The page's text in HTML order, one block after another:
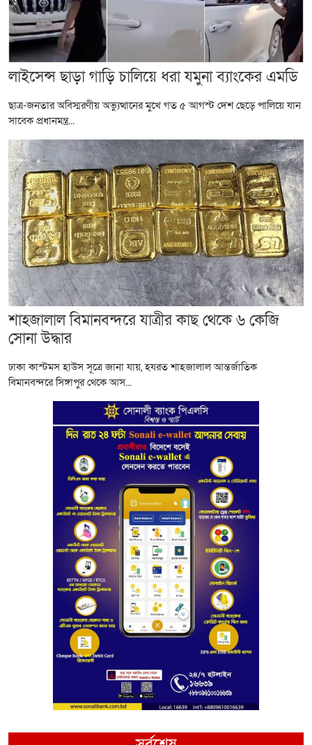
লাইসেন্স ছাড়া গাড়ি চালিয়ে ধরা যমুনা ব্যাংকের এমডি
ছাত্র-জনতার অবিস্মরণীয় অভ্যুত্থানের মুখে গত ৫ আগস্ট দেশ ছেড়ে পালিয়ে যান
সাবেক প্রধানমন্ত্র...
শাহজালাল বিমানবন্দরে যাত্রীর কাছ থেকে ৬ কেজি
সোনা উদ্ধার
ঢাকা কাস্টমস হাউস সূত্রে জানা যায়, হযরত শাহজালাল আন্তর্জাতিক
বিমানবন্দরে সিঙ্গাপুর থেকে আস...